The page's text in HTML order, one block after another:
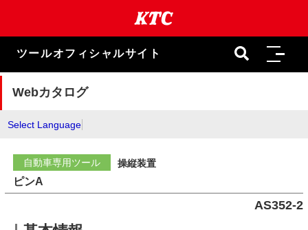
ま
キ
ツールオフィシャルサイト
Webカタログ
Select Language
自動車専用ツール 操縦装置
ピンA
AS352-2